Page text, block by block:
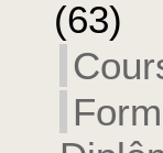
(63)